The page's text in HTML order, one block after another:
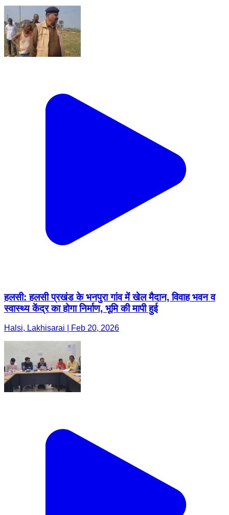
हलसी: हलसी प्रखंड के भनपुरा गांव में खेल मैदान, विवाह भवन व
स्वास्थ्य केंद्र का होगा निर्माण, भूमि की मापी हुई
Halsi, Lakhisarai | Feb 20, 2026